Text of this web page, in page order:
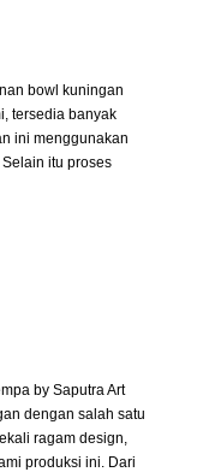
bowl kuningan
tersedia banyak
ini menggunakan
itu proses
by Saputra Art
dengan salah satu
ragam design,
produksi ini. Dari